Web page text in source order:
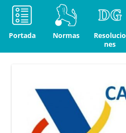
Portada Normas
Resolucio
nes